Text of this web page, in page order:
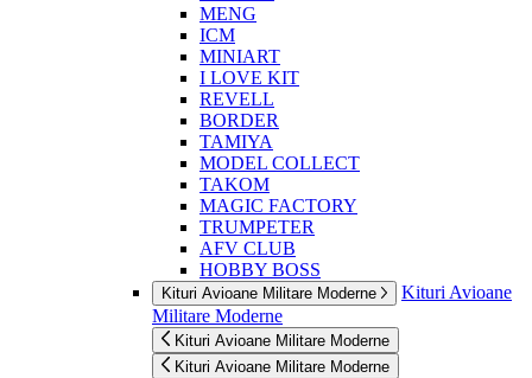
MENG
ICM
MINIART
I LOVE KIT
REVELL
BORDER
TAMIYA
MODEL COLLECT
TAKOM
MAGIC FACTORY
TRUMPETER
AFV CLUB
HOBBY BOSS
Kituri Avioane Militare Moderne
Kituri Avioane
Militare Moderne
Kituri Avioane Militare Moderne
Kituri Avioane Militare Moderne